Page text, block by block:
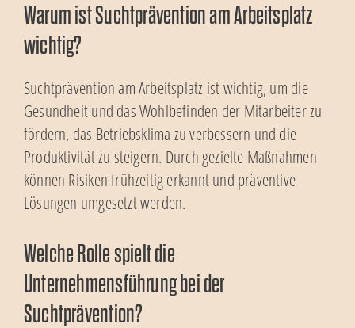
Warum ist Suchtprävention am Arbeitsplatz
wichtig?
Suchtprävention am Arbeitsplatz ist wichtig, um die
Gesundheit und das Wohlbefinden der Mitarbeiter zu
fördern, das Betriebsklima zu verbessern und die
Produktivität zu steigern. Durch gezielte Maßnahmen
können Risiken frühzeitig erkannt und präventive
Lösungen umgesetzt werden.
Welche Rolle spielt die
Unternehmensführung bei der
Suchtprävention?